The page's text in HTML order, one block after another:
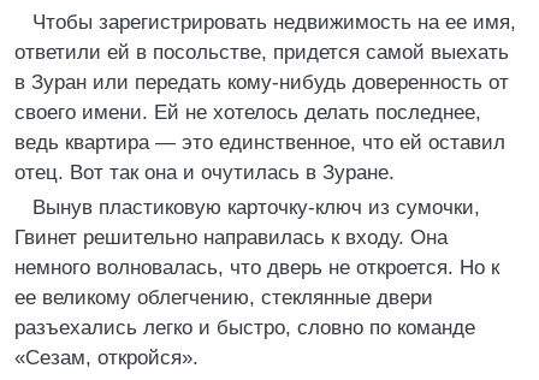
Чтобы зарегистрировать недвижимость на ее имя,
ответили ей в посольстве, придется самой выехать
в Зуран или передать кому-нибудь доверенность от
своего имени. Ей не хотелось делать последнее,
ведь квартира — это единственное, что ей оставил
отец. Вот так она и очутилась в Зуране.
Вынув пластиковую карточку-ключ из сумочки,
Гвинет решительно направилась к входу. Она
немного волновалась, что дверь не откроется. Но к
ее великому облегчению, стеклянные двери
разъехались легко и быстро, словно по команде
«Сезам, откройся».